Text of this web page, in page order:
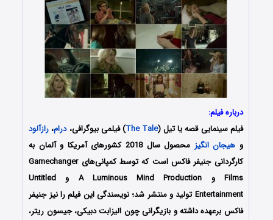
درباره فیلم:
فیلم سینمایی قصه یا تیل (The Tale) فیلمی بیوگرافی،درام، رازآلود
و هیجان انگیز
محصول سال 2018 کشورهای آمریکا و آلمان به
کارگردانی جنیفر فاکس است که توسط کمپانی‌های Gamechanger
Films و A Luminous Mind Production و Untitled
Entertainment تولید و منتشر شد؛ نویسندگی این فیلم را نیز جنیفر
فاکس برعهده داشته و بازیگرانی چون الیزابت دبیکی، جیسون ریتر،